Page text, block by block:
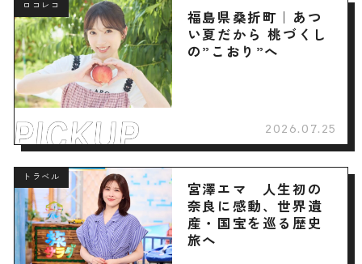
ロコレコ
福島県桑折町｜あつ
い夏だから 桃づくし
の”こおり”へ
2026.07.25
トラベル
宮澤エマ 人生初の
奈良に感動、世界遺
産・国宝を巡る歴史
旅へ